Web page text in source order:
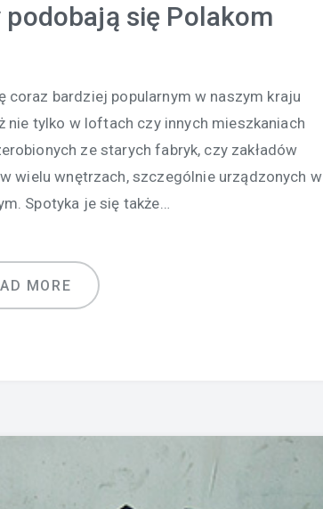
się Polakom
bardziej popularnym w naszym kraju
tylko w loftach czy innych mieszkaniach
ze starych fabryk, czy zakładów
wielu wnętrzach, szczególnie urządzonych w
Spotyka je się także…
MORE